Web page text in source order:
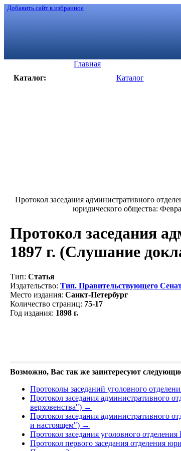
Добавить сайт в избранное
Главная
Каталог:
Каталог
Протокол заседания административного
юридического общества:
Протокол заседания
1897 г. (Слушание
Тип: Статья
Издательство: Тип. Правительствующего
Место издания: Санкт-Петербург
Количество страниц: 75-17
Год издания: 1898 г.
Возможно, Вас так же заинтересуют
Протоколы заседаний уголовного
Протокол заседания административного
верховенства") →
Протокол заседания административного
и настоящем") →
Протокол заседания уголовного
Протокол первого заседания отделения